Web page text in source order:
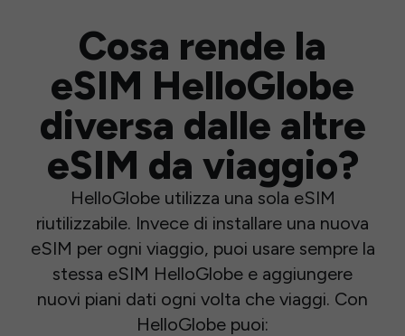
Cosa rende la
eSIM HelloGlobe
diversa dalle altre
eSIM da viaggio?
HelloGlobe utilizza una sola eSIM
riutilizzabile. Invece di installare una nuova
eSIM per ogni viaggio, puoi usare sempre la
stessa eSIM HelloGlobe e aggiungere
nuovi piani dati ogni volta che viaggi. Con
HelloGlobe puoi: